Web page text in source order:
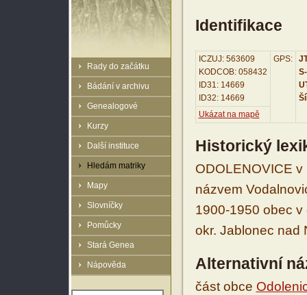
Rady do začátku
Bádání v archivu
Genealogové
Kurzy
Další instituce
Hledám matriky
Mapy
Slovníčky
Pomůcky
Stará Genea
Nápověda
Identifikace
ICZUJ: 563609
KODCOB: 058432
ID31: 14669
ID32: 14669
GPS:
Ukázat na mapě
Historický
ODOLENOVICE
názvem
1900-1950 obec v
okr. Jablonec nad
Alternativní
část obce